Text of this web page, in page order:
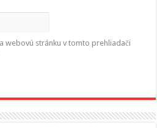
webovú stránku v tomto prehliadači